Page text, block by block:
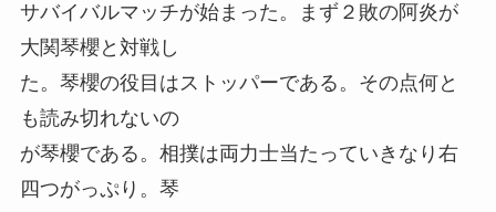
サバイバルマッチが始まった。まず２敗の阿炎が
大関琴櫻と対戦し
た。琴櫻の役目はストッパーである。その点何と
も読み切れないの
が琴櫻である。相撲は両力士当たっていきなり右
四つがっぷり。琴